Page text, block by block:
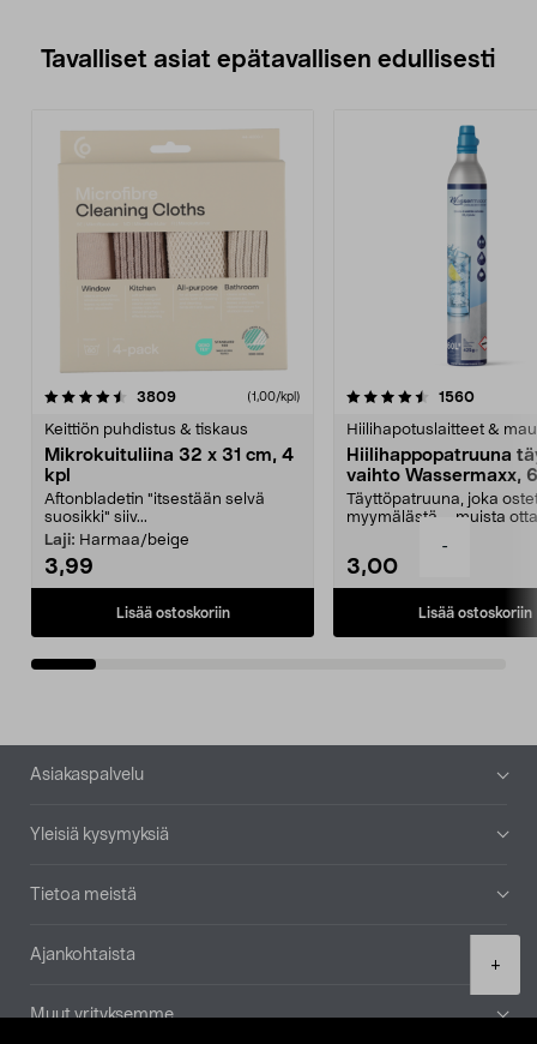
-
+
Tavalliset asiat epätavallisen edullisesti
3809arvostelut (1,00/kpl)
Keittiön puhdistus & tiskaus
Mikrokuituliina 32 x 31 cm, 4
kpl
Aftonbladetin "itsestään selvä
suosikki" siiv...
Laji: Harmaa/beige
3,99
Lisää ostoskoriin
4.5viidestä
1560
Hiilihapotuslaitteet &
Hiilihappopatruuna
vaihto Wassermaxx,
Täyttöpatruuna, joka
myymälästä – muista
3,00
Lisää ostoskoriin
4.5viidestä
Alatunniste
Asiakaspalvelu
Yleisiä kysymyksiä
Tietoa meistä
Ajankohtaista
Muut yrityksemme